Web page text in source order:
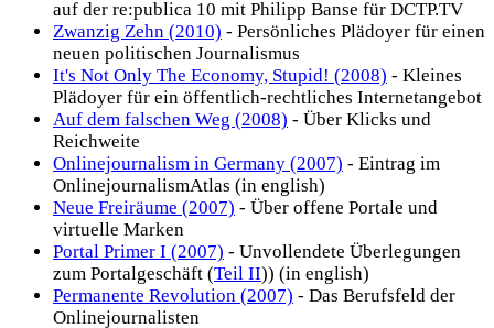
auf der re:publica 10 mit Philipp Banse für DCTP.TV
Zwanzig Zehn (2010) - Persönliches Plädoyer für einen
neuen politischen Journalismus
It's Not Only The Economy, Stupid! (2008) - Kleines
Plädoyer für ein öffentlich-rechtliches Internetangebot
Auf dem falschen Weg (2008) - Über Klicks und
Reichweite
Onlinejournalism in Germany (2007) - Eintrag im
OnlinejournalismAtlas (in english)
Neue Freiräume (2007) - Über offene Portale und
virtuelle Marken
Portal Primer I (2007) - Unvollendete Überlegungen
zum Portalgeschäft (Teil II)) (in english)
Permanente Revolution (2007) - Das Berufsfeld der
Onlinejournalisten